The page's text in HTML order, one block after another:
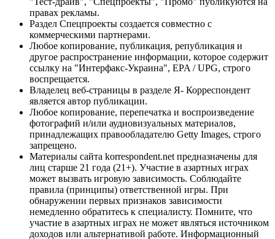
правах рекламы.
Раздел Спецпроекты создается совместно с
коммерческими партнерами.
Любое копирование, публикация, републикация и
другое распространение информации, которое содержит
ссылку на "Интерфакс-Украина", EPA / UPG, строго
воспрещается.
Владелец веб-страницы в разделе Я- Корреспондент
является автор публикации.
Любое копирование, перепечатка и воспроизведение
фотографий и/или аудиовизуальных материалов,
принадлежащих правообладателю Getty Images, строго
запрещено.
Материалы сайта korrespondent.net предназначены для
лиц старше 21 года (21+). Участие в азартных играх
может вызвать игровую зависимость. Соблюдайте
правила (принципы) ответственной игры. При
обнаружении первых признаков зависимости
немедленно обратитесь к специалисту. Помните, что
участие в азартных играх не может являться источником
доходов или альтернативой работе. Информационный